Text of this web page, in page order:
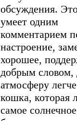
обсуждения.
умеет одним
комментарием
настроение,
хорошее,
добрым словом,
атмосферу
кошка, которая
самое